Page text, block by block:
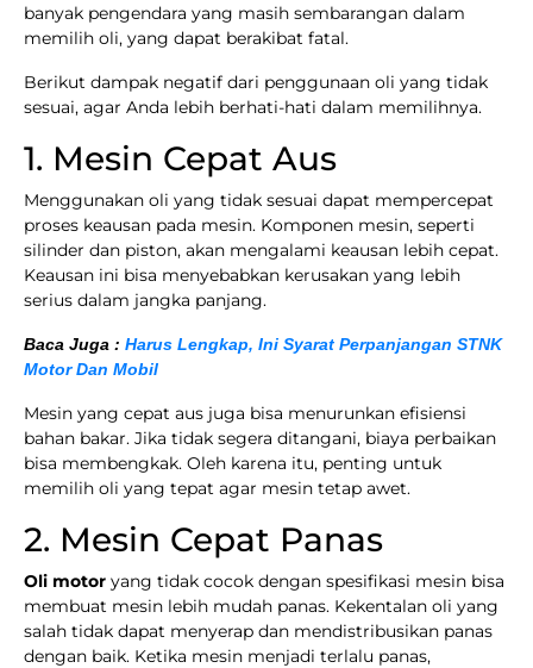
banyak pengendara yang masih sembarangan dalam
memilih oli, yang dapat berakibat fatal.
Berikut dampak negatif dari penggunaan oli yang tidak
sesuai, agar Anda lebih berhati-hati dalam memilihnya.
1. Mesin Cepat Aus
Menggunakan oli yang tidak sesuai dapat mempercepat
proses keausan pada mesin. Komponen mesin, seperti
silinder dan piston, akan mengalami keausan lebih cepat.
Keausan ini bisa menyebabkan kerusakan yang lebih
serius dalam jangka panjang.
Baca Juga : Harus Lengkap, Ini Syarat Perpanjangan STNK
Motor Dan Mobil
Mesin yang cepat aus juga bisa menurunkan efisiensi
bahan bakar. Jika tidak segera ditangani, biaya perbaikan
bisa membengkak. Oleh karena itu, penting untuk
memilih oli yang tepat agar mesin tetap awet.
2. Mesin Cepat Panas
Oli motor yang tidak cocok dengan spesifikasi mesin bisa
membuat mesin lebih mudah panas. Kekentalan oli yang
salah tidak dapat menyerap dan mendistribusikan panas
dengan baik. Ketika mesin menjadi terlalu panas,